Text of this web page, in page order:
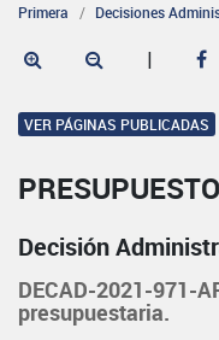
Primera Decisiones
|
VER PÁGINAS PUBLICADAS
PRESUPUESTO
Decisión
DECAD-2021-971-
presupuestaria.